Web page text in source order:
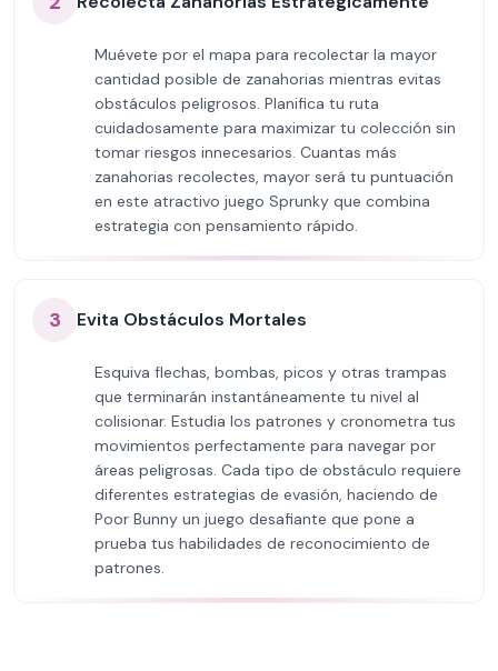
Muévete por el mapa para recolectar la mayor
cantidad posible de zanahorias mientras evitas
obstáculos peligrosos. Planifica tu ruta
cuidadosamente para maximizar tu colección sin
tomar riesgos innecesarios. Cuantas más
zanahorias recolectes, mayor será tu puntuación
en este atractivo juego Sprunky que combina
estrategia con pensamiento rápido.
3 Evita Obstáculos Mortales
Esquiva flechas, bombas, picos y otras trampas
que terminarán instantáneamente tu nivel al
colisionar. Estudia los patrones y cronometra tus
movimientos perfectamente para navegar por
áreas peligrosas. Cada tipo de obstáculo requiere
diferentes estrategias de evasión, haciendo de
Poor Bunny un juego desafiante que pone a
prueba tus habilidades de reconocimiento de
patrones.